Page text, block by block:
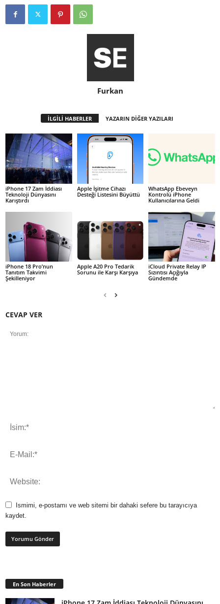
Furkan
İLGİLİ HABERLER YAZARIN DİĞER YAZILARI
iPhone 17 Zam İddiası
Teknoloji Dünyasını
Karıştırdı
Apple İşitme Cihazı
Desteği Listesini Büyüttü
WhatsApp Ebeveyn
Kontrolü iPhone
Kullanıcılarına Geldi
iPhone 18 Pro’nun
Tanıtım Takvimi
Şekilleniyor
Apple A20 Pro Tedarik
Sorunu ile Karşı Karşıya
iCloud Private Relay IP
Sızıntısı Açığıyla
Gündemde
CEVAP VER
Ismimi, e-postamı ve web sitemi bir dahaki sefere bu tarayıcıya
kaydet.
En Son Haberler